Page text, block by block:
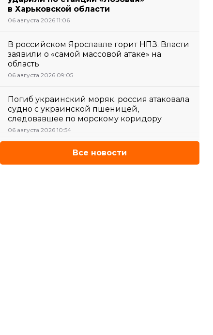
в Харьковской области
06 августа 2026 11:06
В российском Ярославле горит НПЗ. Власти
заявили о «самой массовой атаке» на
область
06 августа 2026 09:05
Погиб украинский моряк. россия атаковала
судно с украинской пшеницей,
следовавшее по морскому коридору
06 августа 2026 10:54
Все новости